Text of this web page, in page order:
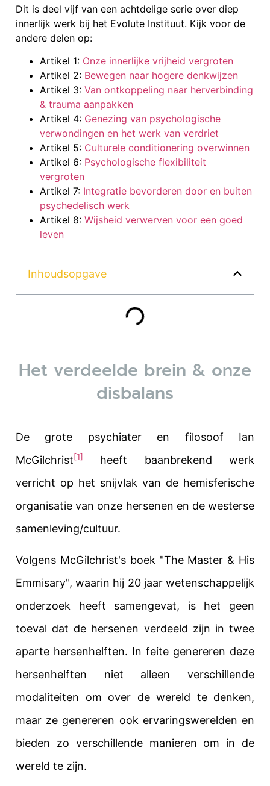
Dit is deel vijf van een achtdelige serie over diep
innerlijk werk bij het Evolute Instituut. Kijk voor de
andere delen op:
Artikel 1: Onze innerlijke vrijheid vergroten
Artikel 2: Bewegen naar hogere denkwijzen
Artikel 3: Van ontkoppeling naar herverbinding
& trauma aanpakken
Artikel 4: Genezing van psychologische
verwondingen en het werk van verdriet
Artikel 5: Culturele conditionering overwinnen
Artikel 6: Psychologische flexibiliteit
vergroten
Artikel 7: Integratie bevorderen door en buiten
psychedelisch werk
Artikel 8: Wijsheid verwerven voor een goed
leven
Inhoudsopgave
Het verdeelde brein & onze
disbalans
De grote psychiater en filosoof Ian
McGilchrist[1]
heeft baanbrekend werk
verricht op het snijvlak van de hemisferische
organisatie van onze hersenen en de westerse
samenleving/cultuur.
Volgens McGilchrist's boek "The Master & His
Emmisary", waarin hij 20 jaar wetenschappelijk
onderzoek heeft samengevat, is het geen
toeval dat de hersenen verdeeld zijn in twee
aparte hersenhelften. In feite genereren deze
hersenhelften niet alleen verschillende
modaliteiten om over de wereld te denken,
maar ze genereren ook ervaringswerelden en
bieden zo verschillende manieren om in de
wereld te zijn.